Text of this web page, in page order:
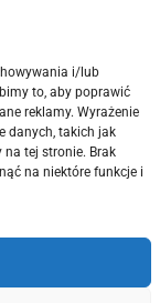
i/lub
to, aby poprawić
reklamy. Wyrażenie
danych, takich jak
tej stronie. Brak
na niektóre funkcje i